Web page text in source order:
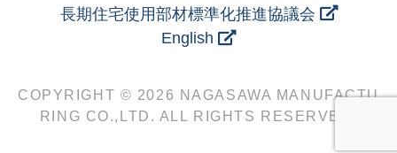
長期住宅使用部材標準化推進協議会
English
COPYRIGHT © 2026 NAGASAWA MANUFACTU
RING CO.,LTD. ALL RIGHTS RESERVED.